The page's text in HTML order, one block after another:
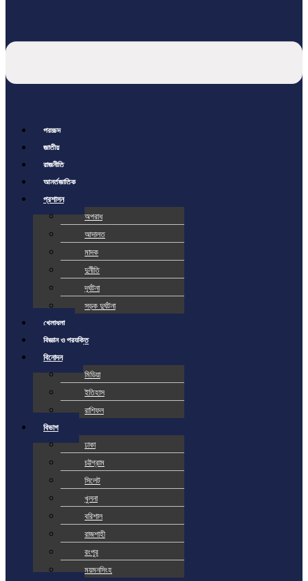
প্রচ্ছদ
জাতীয়
রাজনীতি
আর্ন্তজাতিক
প্রশাসন
অপরাধ
আদালত
মাদক
দুর্নীতি
দূর্ঘটনা
সড়ক দুর্ঘটনা
খেলাধুলা
বিজ্ঞান ও প্রযুক্তি
বিনোদন
মিডিয়া
ইতিহাস
রাশিফল
বিভাগ
ঢাকা
চট্টগ্রাম
সিলেট
খুলনা
বরিশাল
রাজশাহী
রংপুর
ময়মনসিংহ